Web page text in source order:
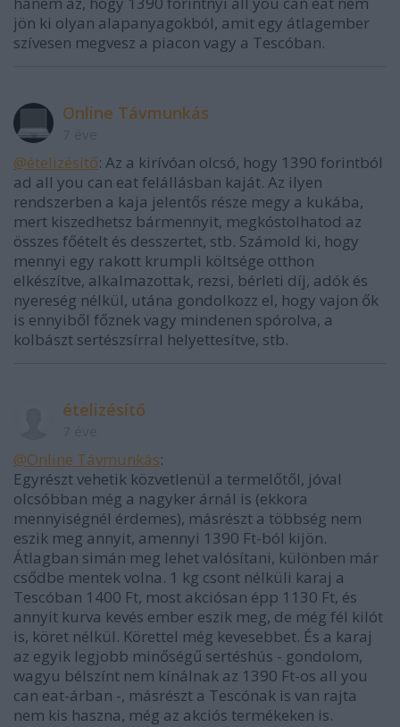
jön ki olyan alapanyagokból, amit egy átlagember
szívesen megvesz a piacon vagy a Tescóban.
Online Távmunkás
@ételizésítő: Az a kirívóan olcsó, hogy 1390 forintból
ad all you can eat felállásban kaját. Az ilyen
rendszerben a kaja jelentős része megy a kukába,
mert kiszedhetsz bármennyit, megkóstolhatod az
összes főételt és desszertet, stb. Számold ki, hogy
mennyi egy rakott krumpli költsége otthon
elkészítve, alkalmazottak, rezsi, bérleti díj, adók és
nyereség nélkül, utána gondolkozz el, hogy vajon ők
is ennyiből főznek vagy mindenen spórolva, a
kolbászt sertészsírral helyettesítve, stb.
ételizésítő
@Online Távmunkás:
Egyrészt vehetik közvetlenül a termelőtől, jóval
olcsóbban még a nagyker árnál is (ekkora
mennyiségnél érdemes), másrészt a többség nem
eszik meg annyit, amennyi 1390 Ft-ból kijön.
Átlagban simán meg lehet valósítani, különben már
csődbe mentek volna. 1 kg csont nélküli karaj a
Tescóban 1400 Ft, most akciósan épp 1130 Ft, és
annyit kurva kevés ember eszik meg, de még fél kilót
is, köret nélkül. Körettel még kevesebbet. És a karaj
az egyik legjobb minőségű sertéshús - gondolom,
wagyu bélszínt nem kínálnak az 1390 Ft-os all you
can eat-árban -, másrészt a Tescónak is van rajta
nem kis haszna, még az akciós termékeken is.